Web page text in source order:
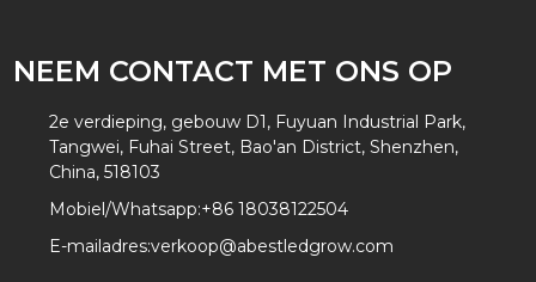
NEEM CONTACT MET ONS OP
2e verdieping, gebouw D1, Fuyuan Industrial Park,
Tangwei, Fuhai Street, Bao'an District, Shenzhen,
China, 518103
Mobiel/Whatsapp:+86 18038122504
E-mailadres:verkoop@abestledgrow.com